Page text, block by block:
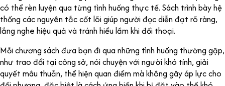
có thể rèn luyện qua từng tình huống thực tế. Sách trình bày hệ
thống các nguyên tắc cốt lõi giúp người đọc diễn đạt rõ ràng,
lắng nghe hiệu quả và tránh hiểu lầm khi đối thoại.
Mỗi chương sách đưa bạn đi qua những tình huống thường gặp,
như trao đổi tại công sở, nói chuyện với người khó tính, giải
quyết mâu thuẫn, thể hiện quan điểm mà không gây áp lực cho